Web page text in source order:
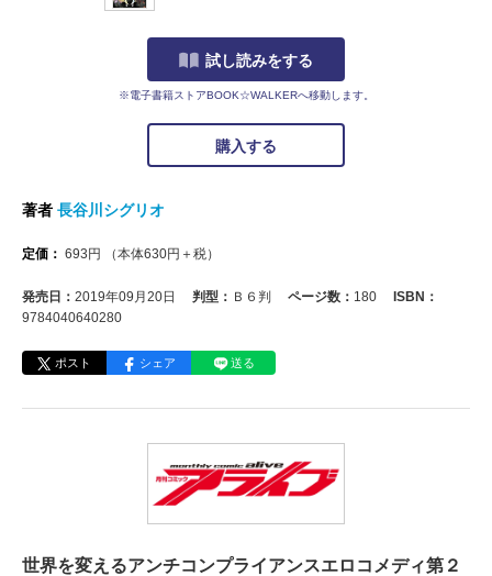
試し読みをする
※電子書籍ストアBOOK☆WALKERへ移動します。
購入する
著者 長谷川シグリオ
定価： 693 円 （本体630円＋税）
発売日： 2019年09月20日 判型： Ｂ６判 ページ数： 180
ISBN：
9784040640280
ポスト シェア 送る
世界を変えるアンチコンプライアンスエロコメディ第２